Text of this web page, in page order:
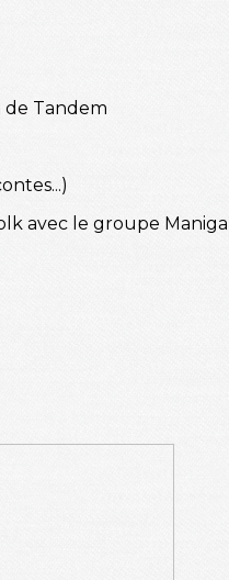
de Tandem
avec le groupe